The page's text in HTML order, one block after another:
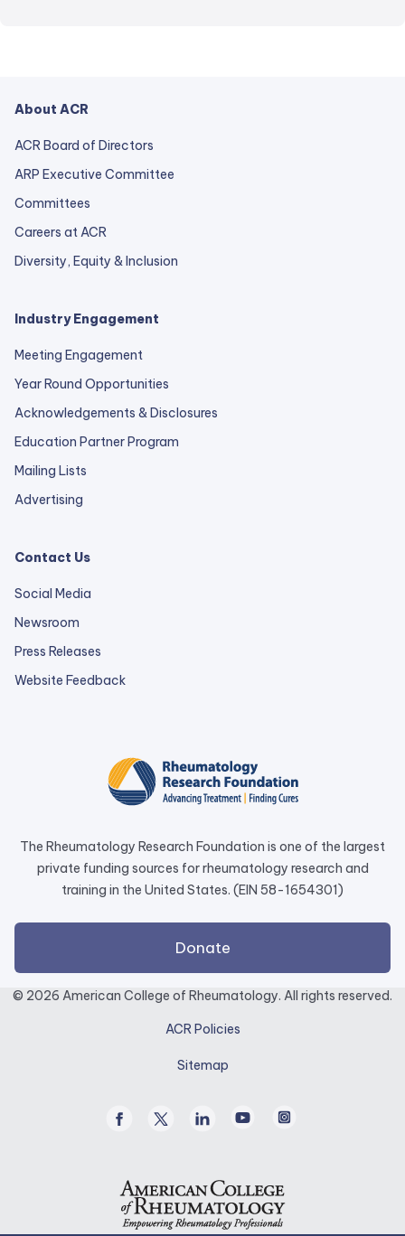
About ACR
ACR Board of Directors
ARP Executive Committee
Committees
Careers at ACR
Diversity, Equity & Inclusion
Industry Engagement
Meeting Engagement
Year Round Opportunities
Acknowledgements & Disclosures
Education Partner Program
Mailing Lists
Advertising
Contact Us
Social Media
Newsroom
Press Releases
Website Feedbackexternal
a
new
tab.
The Rheumatology Research Foundation is one of the largest
private funding sources for rheumatology research and
training in the United States. (EIN 58-1654301)
Donateexternal
link
opens
a
© 2026 American College of Rheumatology. All rights reserved.
ACR Policies
Sitemap
FacebookTwitter
Linked
In
YoutubeInstagram